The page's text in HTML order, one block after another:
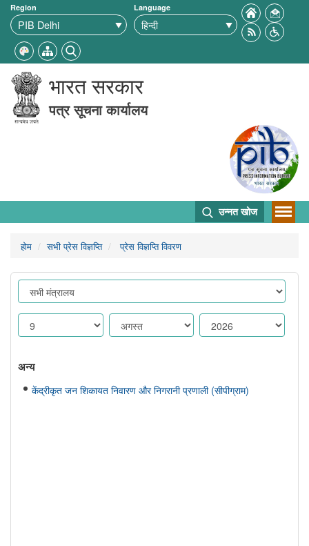
Region Language
भारत सरकार
पत्र सूचना कार्यालय
उन्नत खोज
होम सभी प्रेस विज्ञप्ति प्रेस विज्ञप्ति विवरण
अन्य
केंद्रीकृत जन शिकायत निवारण और निगरानी प्रणाली (सीपीग्राम)